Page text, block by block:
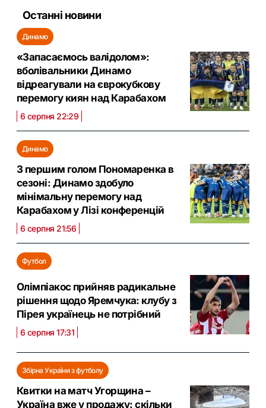
Останні новини
Динамо
«Запасаємось валідолом»:
вболівальники Динамо
відреагували на єврокубкову
перемогу киян над Карабахом
6 серпня 22:29
Динамо
З першим голом Пономаренка в
сезоні: Динамо здобуло
мінімальну перемогу над
Карабахом у Лізі конференцій
6 серпня 21:56
Футбол
Олімпіакос прийняв радикальне
рішення щодо Яремчука: клубу з
Пірея українець не потрібний
6 серпня 17:31
Збірна України з футболу
Квитки на матч Угорщина –
Україна вже у продажу: скільки